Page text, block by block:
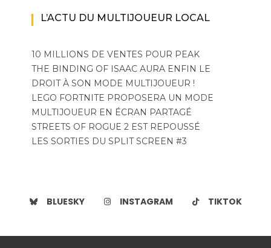
L’ACTU DU MULTIJOUEUR LOCAL
10 MILLIONS DE VENTES POUR PEAK
THE BINDING OF ISAAC AURA ENFIN LE
DROIT À SON MODE MULTIJOUEUR !
LEGO FORTNITE PROPOSERA UN MODE
MULTIJOUEUR EN ÉCRAN PARTAGÉ
STREETS OF ROGUE 2 EST REPOUSSÉ
LES SORTIES DU SPLIT SCREEN #3
BLUESKY INSTAGRAM TIKTOK